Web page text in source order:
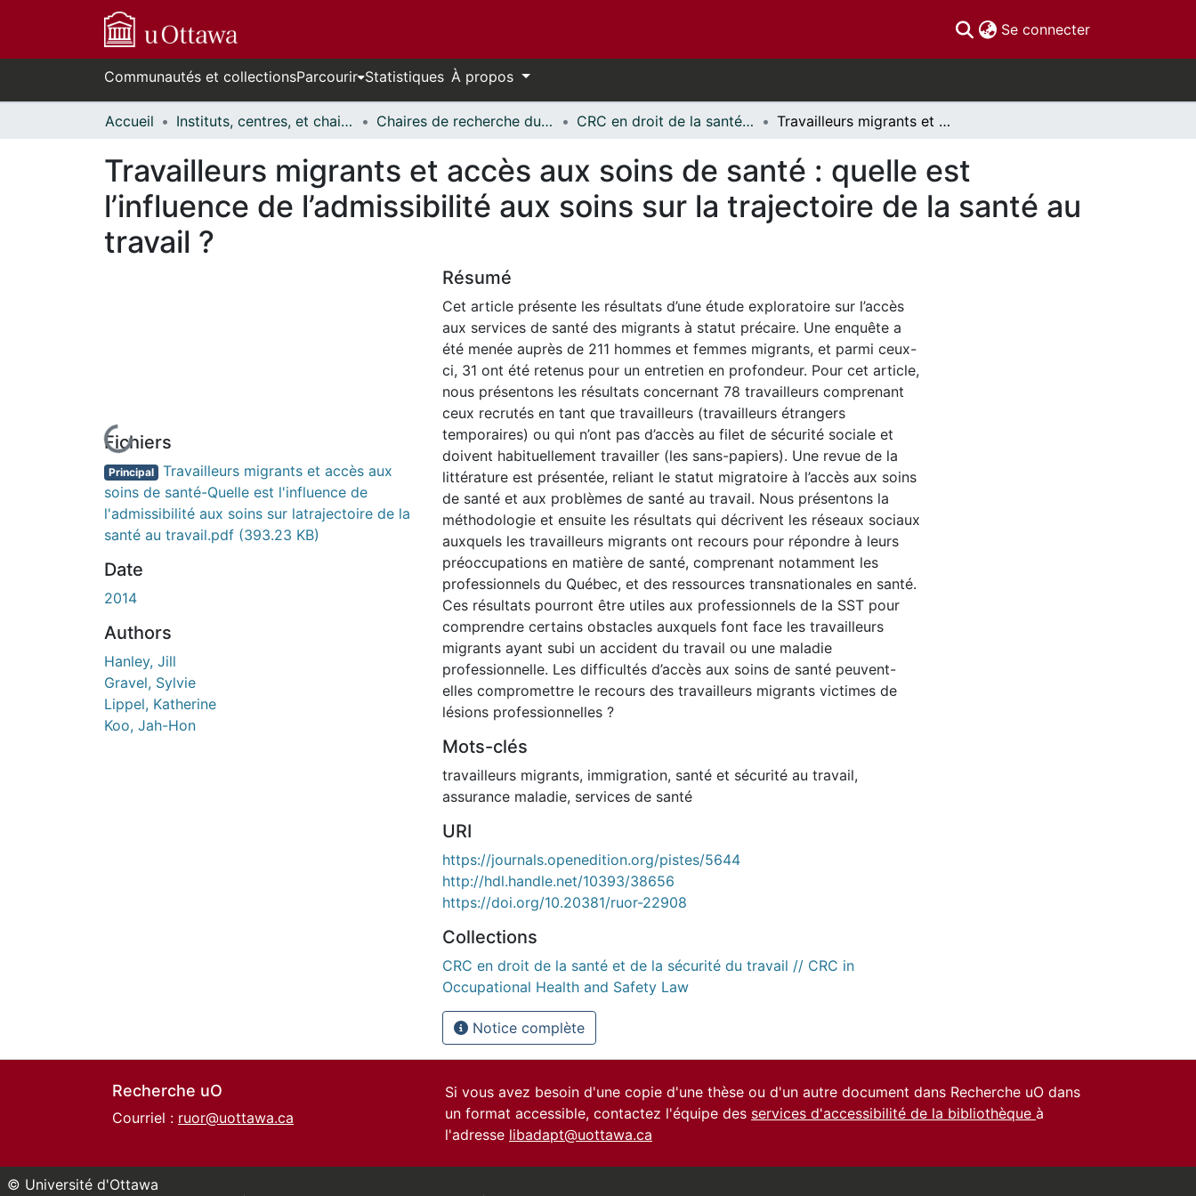
Se connecter(current)
Communautés et collectionsParcourir Statistiques À propos
Accueil Instituts, centres, et chaires de recherche // Research Institutes, Centres, and Chairs Chaires de recherche du Canada // Canada Research Chairs CRC en droit de la santé et de la sécurité du travail // CRC in Occupational Health and Safety Law Travailleurs migrants et accès aux soins de santé : quelle est l’influence de l’admissibilité aux soins sur la trajectoire de la santé au travail ?
Travailleurs migrants et accès aux soins de santé : quelle est
l’influence de l’admissibilité aux soins sur la trajectoire de la santé au
travail ?
En cours de chargement...
Fichiers
Principal Travailleurs migrants et accès aux
soins de santé-Quelle est l'influence de
l'admissibilité aux soins sur latrajectoire de la
santé au travail.pdf (393.23 KB)
Date
2014
Authors
Hanley, Jill
Gravel, Sylvie
Lippel, Katherine
Koo, Jah-Hon
Résumé
Cet article présente les résultats d’une étude exploratoire sur l’accès
aux services de santé des migrants à statut précaire. Une enquête a
été menée auprès de 211 hommes et femmes migrants, et parmi ceux-
ci, 31 ont été retenus pour un entretien en profondeur. Pour cet article,
nous présentons les résultats concernant 78 travailleurs comprenant
ceux recrutés en tant que travailleurs (travailleurs étrangers
temporaires) ou qui n’ont pas d’accès au filet de sécurité sociale et
doivent habituellement travailler (les sans-papiers). Une revue de la
littérature est présentée, reliant le statut migratoire à l’accès aux soins
de santé et aux problèmes de santé au travail. Nous présentons la
méthodologie et ensuite les résultats qui décrivent les réseaux sociaux
auxquels les travailleurs migrants ont recours pour répondre à leurs
préoccupations en matière de santé, comprenant notamment les
professionnels du Québec, et des ressources transnationales en santé.
Ces résultats pourront être utiles aux professionnels de la SST pour
comprendre certains obstacles auxquels font face les travailleurs
migrants ayant subi un accident du travail ou une maladie
professionnelle. Les difficultés d’accès aux soins de santé peuvent-
elles compromettre le recours des travailleurs migrants victimes de
lésions professionnelles ?
Mots-clés
travailleurs migrants, immigration, santé et sécurité au travail,
assurance maladie, services de santé
URI
https://journals.openedition.org/pistes/5644
http://hdl.handle.net/10393/38656
https://doi.org/10.20381/ruor-22908
Collections
CRC en droit de la santé et de la sécurité du travail // CRC in
Occupational Health and Safety Law
Notice complète
Recherche uO
Courriel : ruor@uottawa.ca
Si vous avez besoin d'une copie d'une thèse ou d'un autre document dans Recherche uO dans
un format accessible, contactez l'équipe des services d'accessibilité de la bibliothèque à
l'adresse libadapt@uottawa.ca
© Université d'Ottawa